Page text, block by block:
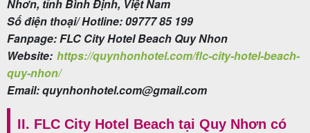
Nhơn, tỉnh Bình Định, Việt Nam
Số điện thoại/ Hotline: 09777 85 199
Fanpage: FLC City Hotel Beach Quy Nhon
Website: https://quynhonhotel.com/flc-city-hotel-beach-
quy-nhon/
Email: quynhonhotel.com@gmail.com
II. FLC City Hotel Beach tại Quy Nhơn có